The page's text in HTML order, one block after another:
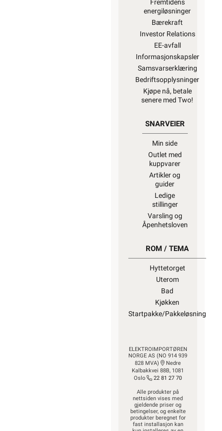
Fremtidens
energiløsninger
Bærekraft
Investor Relations
EE-avfall
Informasjonskapsler
Samsvarserklæring
Bedriftsopplysninger
Kjøpe nå, betale
senere med Two!
SNARVEIER
Min side
Outlet med
kuppvarer
Artikler og
guider
Ledige
stillinger
Varsling og
Åpenhetsloven
ROM / TEMA
Hyttetorget
Uterom
Bad
Kjøkken
Startpakke/Pakkeløsning
ELEKTROIMPORTØREN
NORGE AS (NO 914 939
828 MVA)
Nedre
Kalbakkvei 88B, 1081
Oslo
22 81 27 70
Alle produkter på
nettsiden vises med
gjeldende priser og
betingelser, og enkelte
produkter beregnet for
fast installasjon kan